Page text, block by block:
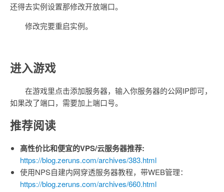
还得去实例设置那修改开放端口。
修改完要重启实例。
进入游戏
在游戏里点击添加服务器，输入你服务器的公网IP即可，
如果改了端口，需要加上端口号。
推荐阅读
高性价比和便宜的VPS/云服务器推荐:
https://blog.zeruns.com/archives/383.html
使用NPS自建内网穿透服务器教程，带WEB管理：
https://blog.zeruns.com/archives/660.html